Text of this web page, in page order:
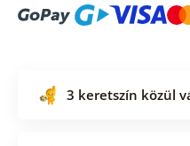
3 keretszín közül